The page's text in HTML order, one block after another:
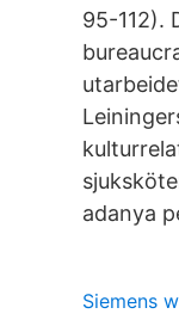
95-112).
adanya
Siemens